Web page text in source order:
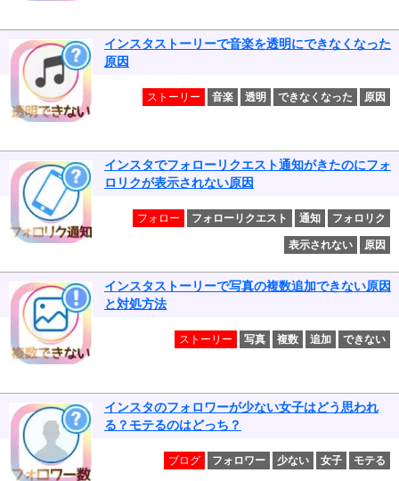
インスタストーリーで音楽を透明にできなくなった
原因
ストーリー 音楽 透明 できなくなった 原因
インスタでフォローリクエスト通知がきたのにフォ
ロリクが表示されない原因
フォロー フォローリクエスト 通知 フォロリク
表示されない 原因
インスタストーリーで写真の複数追加できない原因
と対処方法
ストーリー 写真 複数 追加 できない
インスタのフォロワーが少ない女子はどう思われ
る？モテるのはどっち？
ブログ フォロワー 少ない 女子 モテる